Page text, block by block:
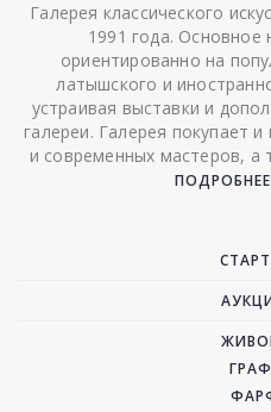
Галерея классического
1991 года. Основное
ориентированно на
латышского и
устраивая выставки и
галереи. Галерея покупает
и современных мастеров, а
ПОДРОБНЕЕ